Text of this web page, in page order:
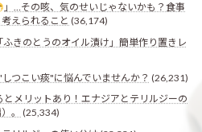
」…その咳、気のせいじゃないかも？食事
えられること (36,174)
きのとうのオイル漬け」簡単作り置きレ
つこい痰"に悩んでいませんか？ (26,231)
メリットあり！エナジアとテリルジーの
。
(25,334)